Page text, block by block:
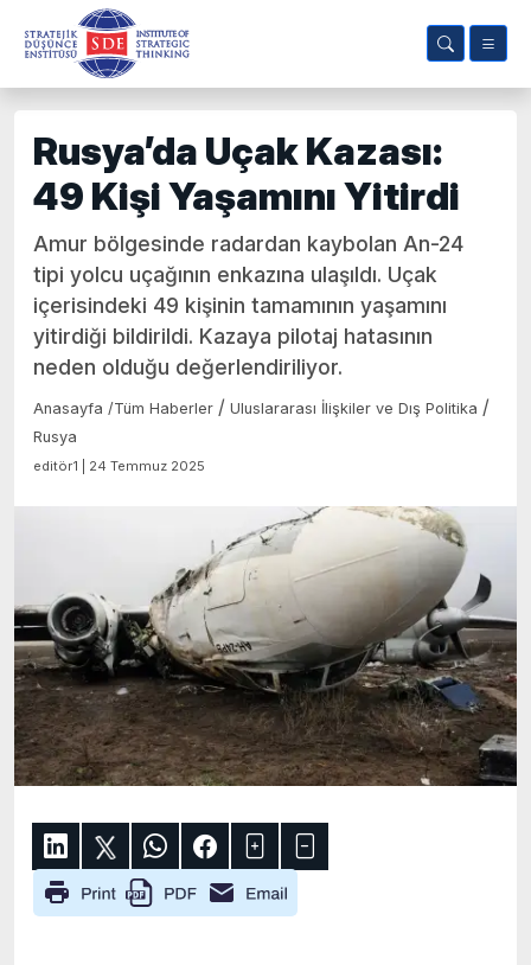
Rusya’da Uçak Kazası:
49 Kişi Yaşamını Yitirdi
Amur bölgesinde radardan kaybolan An-24
tipi yolcu uçağının enkazına ulaşıldı. Uçak
içerisindeki 49 kişinin tamamının yaşamını
yitirdiği bildirildi. Kazaya pilotaj hatasının
neden olduğu değerlendiriliyor.
Anasayfa /Tüm Haberler / Uluslararası İlişkiler ve Dış Politika /
Rusya
editör1 | 24 Temmuz 2025